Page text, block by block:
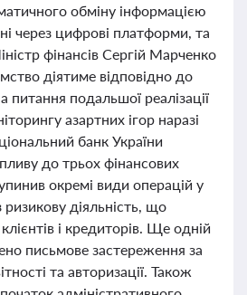
обміну інформацією
через цифрові платформи, та
фінансів Сергій Марченко
діятиме відповідно до
питання подальшої реалізації
азартних ігор наразі
банк України
до трьох фінансових
окремі види операцій у
діяльність, що
і кредиторів. Ще одній
письмове застереження за
та авторизації. Також